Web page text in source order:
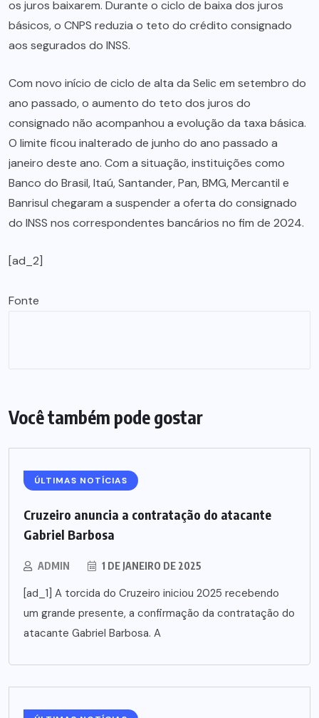
os juros baixarem. Durante o ciclo de baixa dos juros
básicos, o CNPS reduzia o teto do crédito consignado
aos segurados do INSS.
Com novo início de ciclo de alta da Selic em setembro do
ano passado, o aumento do teto dos juros do
consignado não acompanhou a evolução da taxa básica.
O limite ficou inalterado de junho do ano passado a
janeiro deste ano. Com a situação, instituições como
Banco do Brasil, Itaú, Santander, Pan, BMG, Mercantil e
Banrisul chegaram a suspender a oferta do consignado
do INSS nos correspondentes bancários no fim de 2024.
[ad_2]
Fonte
Você também pode gostar
ÚLTIMAS NOTÍCIAS
Cruzeiro anuncia a contratação do atacante
Gabriel Barbosa
ADMIN 1 DE JANEIRO DE 2025
[ad_1] A torcida do Cruzeiro iniciou 2025 recebendo
um grande presente, a confirmação da contratação do
atacante Gabriel Barbosa. A